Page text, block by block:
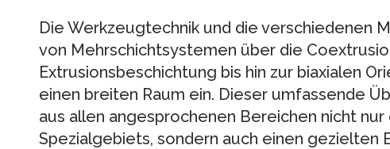
Die Werkzeugtechnik und die verschiedenen
von Mehr­schichtsystemen über die
Extrusionsbeschichtung bis hin zur biaxialen
einen breiten Raum ein. Dieser umfassende
aus allen angesprochenen Bereichen nicht
Spezialgebiets, sondern auch einen gezielten